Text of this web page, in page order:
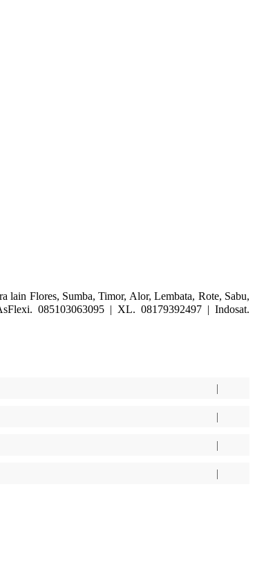
Flores, Sumba, Timor, Alor, Lembata, Rote, Sabu,
085103063095 | XL. 08179392497 | Indosat.